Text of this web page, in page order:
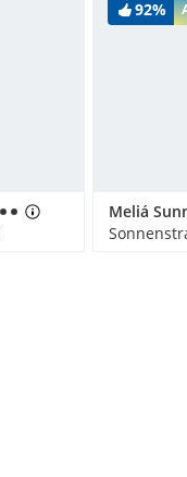
92%
Meliá